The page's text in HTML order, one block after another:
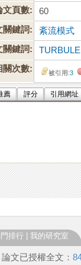
文頁數:
60
關鍵詞:
紊流模式
關鍵詞:
關次數:
被引用:3
薦 評分 引用網址
排行 我的研究室
文已授權全文：